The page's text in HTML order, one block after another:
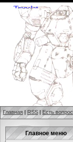
Главная | RSS | Есть вопрос
Главное меню